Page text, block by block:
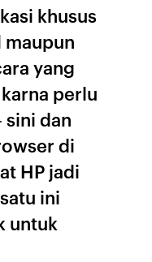
khusus
yang
perlu
sini dan
di
HP jadi
ini
untuk